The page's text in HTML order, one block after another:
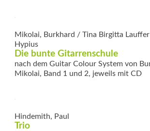
Mikolai, Burkhard / Tina Birgitta
Hypius
Die bunte ­Gitarrenschule
nach dem Guitar Colour System von
Mikolai, Band 1 und 2, jeweils mit CD
Hindemith, Paul
Trio